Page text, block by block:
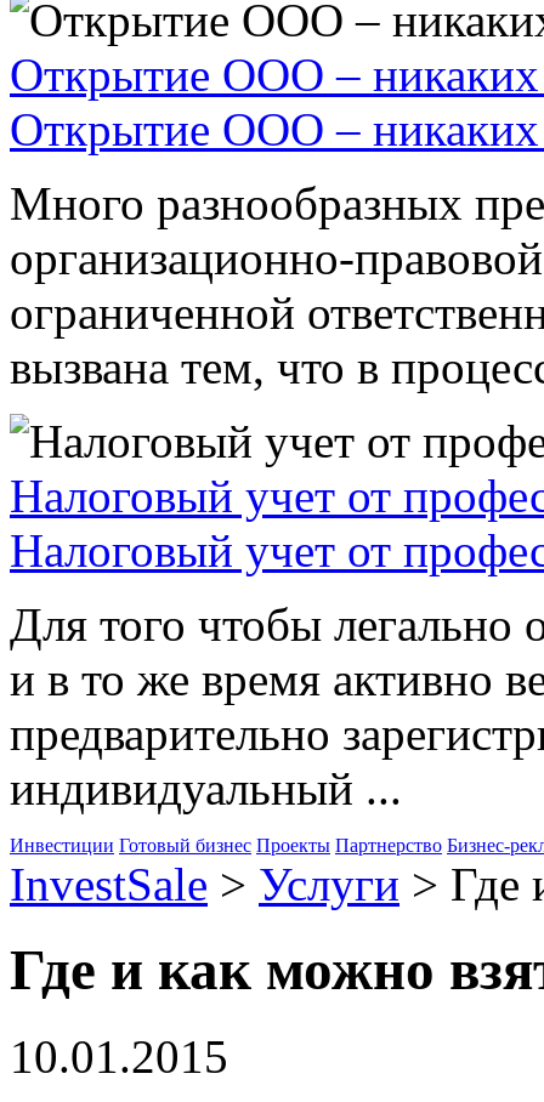
Открытие ООО – никаких
Открытие ООО – никаких
Много разнообразных
организационно-
ограниченной
вызвана тем, что в
Налоговый учет от
Налоговый учет от
Для того чтобы легально
и в то же время активно
предварительно
индивидуальный ...
Инвестиции Готовый бизнес Проекты Партнерство Бизнес-
InvestSale > Услуги > Где
Где и как можно
10.01.2015